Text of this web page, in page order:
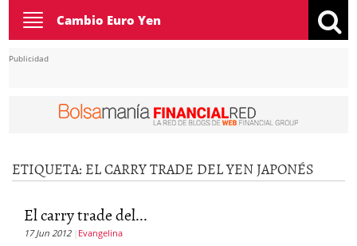
Toggle
navigation
Cambio Euro Yen
Publicidad
ETIQUETA: EL CARRY TRADE DEL YEN JAPONÉS
El carry trade del...
17 Jun 2012 Evangelina